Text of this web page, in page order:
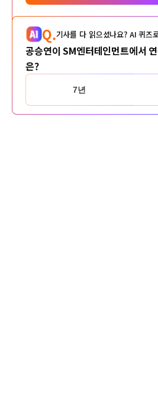
Q.기사를 다 읽으셨나요? AI 퀴즈
공승연이 SM엔터테인먼트에서
은?
7년